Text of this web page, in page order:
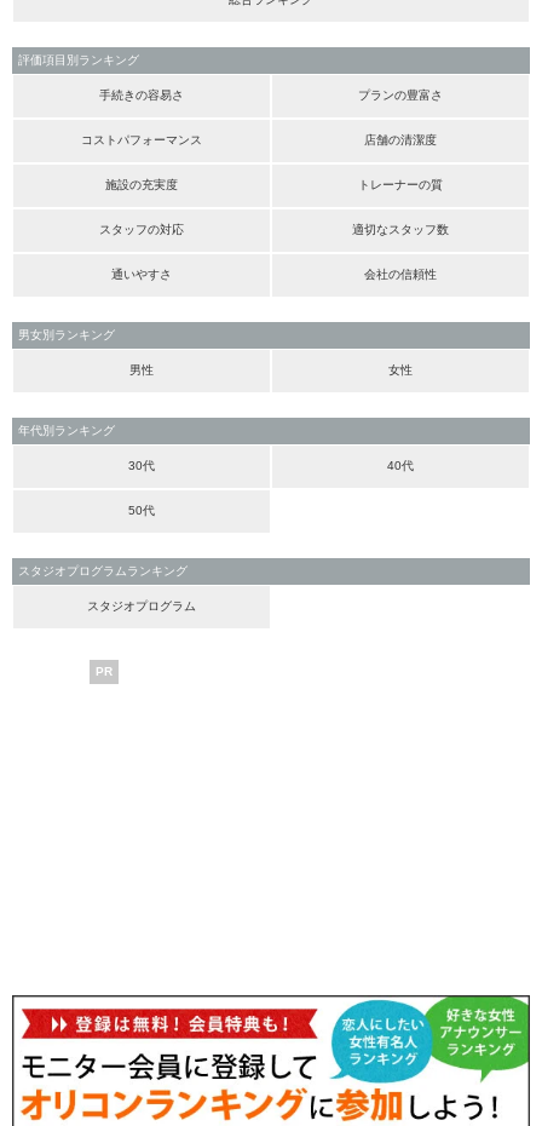
評価項目別ランキング
手続きの容易さ プランの豊富さ
コストパフォーマンス 店舗の清潔度
施設の充実度 トレーナーの質
スタッフの対応 適切なスタッフ数
通いやすさ 会社の信頼性
男女別ランキング
男性 女性
年代別ランキング
30代 40代
50代
スタジオプログラムランキング
スタジオプログラム
PR